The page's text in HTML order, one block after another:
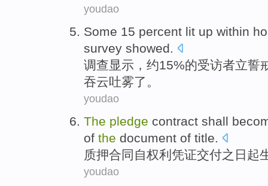
youdao
Some 15 percent lit up within
survey showed.
调查显示 ， 约15%的受访者立誓
吞云吐雾了。
youdao
The pledge contract shall
of the document of title.
质押合同 自权利 凭证交付之日起
youdao